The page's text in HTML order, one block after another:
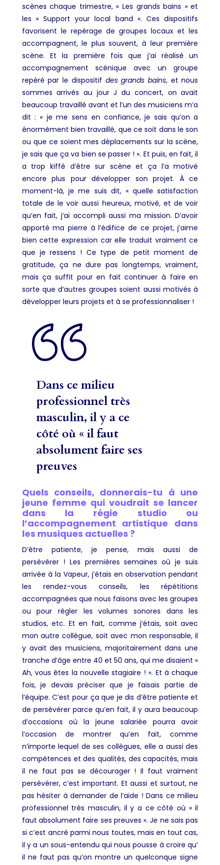
scènes chaque trimestre, « Les grands bains » et
les « Support your local band ». Ces dispositifs
favorisent le repérage de groupes locaux et les
accompagnent, le plus souvent, à leur première
scène. Et la première fois que j’ai réalisé un
accompagnement scénique avec un groupe
repéré par le dispositif des grands bains, et nous
sommes arrivés au jour J du concert, on avait
beaucoup travaillé avant et l’un des musiciens m’a
dit : « je me sens en confiance, je sais qu’on a
énormément bien travaillé, que ce soit dans le son
ou que ce soient mes déplacements sur la scène,
je sais que ça va bien se passer ! ». Et puis, en fait, il
a trop kiffé d’être sur scène et ça l’a motivé
encore plus pour développer son projet. À ce
moment-là, je me suis dit, « quelle satisfaction
totale de le voir aussi heureux, motivé, et de voir
qu’en fait, j’ai accompli aussi ma mission. D’avoir
apporté ma pierre à l’édifice de ce projet, j’aime
bien cette expression car elle traduit vraiment ce
que je ressens ! Ce type de petit moment de
gratitude, ça ne dure pas longtemps, vraiment,
mais ça suffit pour en fait continuer à faire en
sorte que d’autres groupes soient aussi motivés à
développer leurs projets et à se professionnaliser !
Dans ce milieu
professionnel très
masculin, il y a ce
côté où « il faut
absolument faire ses
preuves
Quels conseils, donnerais-tu à une
jeune femme qui voudrait se lancer
dans la régie studio ou
l’accompagnement artistique dans
les musiques actuelles ?
D’être patiente, je pense, mais aussi de
persévérer ! Les premières semaines où je suis
arrivée à la Vapeur, j’étais en observation pendant
les rendez-vous conseils, les répétitions
accompagnées que nous faisons avec les groupes
ou pour régler les volumes sonores dans les
studios, etc. Et en fait, comme j’étais, soit avec
mon autre collègue, soit avec mon responsable, il
y avait des musiciens, majoritairement dans une
tranche d’âge entre 40 et 50 ans, qui me disaient «
Ah, vous êtes la nouvelle stagiaire ! ». Et à chaque
fois, je devais préciser que je faisais partie de
l’équipe. C’est pour ça que je dis d’être patiente et
de persévérer parce qu’en fait, il y aura beaucoup
d’occasions où la jeune salariée pourra avoir
l’occasion de montrer qu’en fait, comme
n’importe lequel de ses collègues, elle a aussi des
compétences et des qualités, des capacités, mais
il ne faut pas se décourager ! Il faut vraiment
persévérer, c’est important. Et aussi et surtout, ne
pas hésiter à demander de l’aide ! Dans ce milieu
professionnel très masculin, il y a ce côté où « il
faut absolument faire ses preuves ». Je ne sais pas
si c’est ancré parmi nous toutes, mais en tout cas,
il y a un sous-entendu qui nous pousse à croire qu’
il ne faut pas qu’on montre un quelconque signe